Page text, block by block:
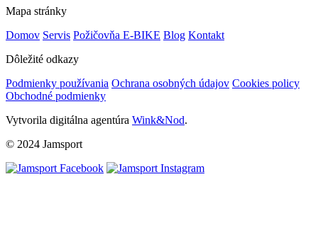
Mapa stránky
Domov Servis Požičovňa E-BIKE Blog Kontakt
Dôležité odkazy
Podmienky používania Ochrana osobných údajov Cookies policy
Obchodné podmienky
Vytvorila digitálna agentúra Wink&Nod.
© 2024 Jamsport